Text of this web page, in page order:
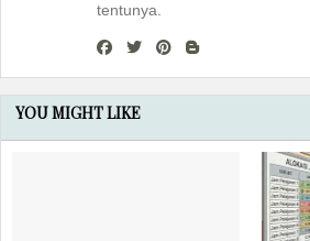
tentunya.
YOU MIGHT LIKE